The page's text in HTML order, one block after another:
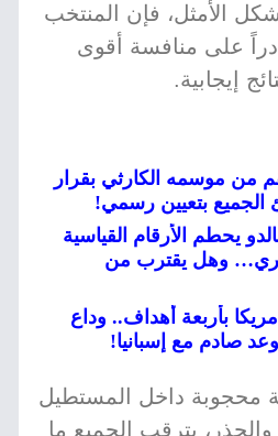
الأمثل، فإن المنتخب
على منافسة أقوى
إيجابية.
من موسمه الكارثي بقرار
الجميع بتعيين رسمي!
يحطم الأرقام القياسية
وهل يقترب من
بأربعة أهداف.. وداع
صادم مع إسبانيا!
محجوبة داخل المستطيل
والحذر، يترقب الجميع ما